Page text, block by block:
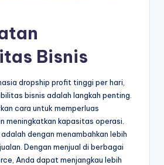
Bisnis
dropship profit tinggi per hari,
bisnis adalah langkah penting.
cara untuk memperluas
meningkatkan kapasitas operasi.
dengan menambahkan lebih
Dengan menjual di berbagai
Anda dapat menjangkau lebih